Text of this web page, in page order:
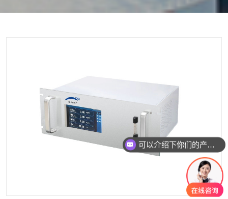
可以介绍下你们的产品么？